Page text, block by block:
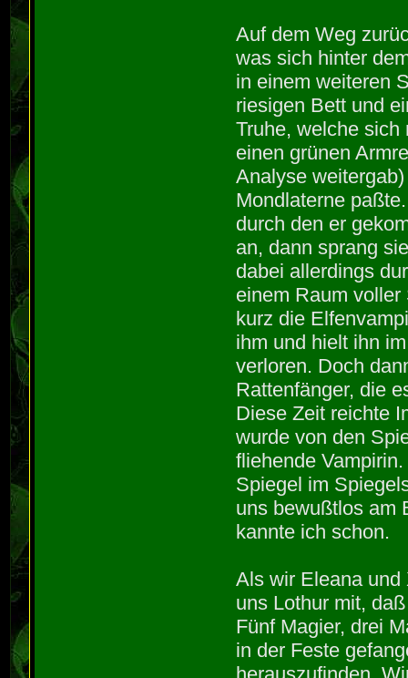
Auf dem Weg
was sich hinter
in einem weiteren
riesigen Bett und
Truhe, welche
einen grünen
Analyse
Mondlaterne
durch den er
an, dann sprang
dabei allerdings
einem Raum
kurz die
ihm und hielt ihn
verloren. Doch
Rattenfänger, die
Diese Zeit reichte
wurde von den
fliehende
Spiegel im
uns bewußtlos am
kannte ich schon.
Als wir Eleana und
uns Lothur mit,
Fünf Magier, drei
in der Feste